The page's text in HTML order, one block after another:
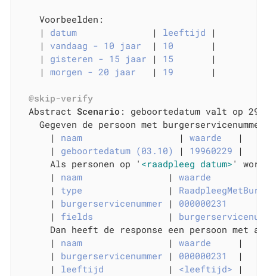
    Voorbeelden:
    |
datum | leeftijd
|
    |
vandaag - 10 jaar | 10
|
    |
gisteren - 15 jaar | 15
|
    |
morgen - 20 jaar | 19 |
@skip-verify
  Abstract
Scenario : geboortedatum valt op
Gegeven de persoon met
      |
naam | waarde
|
      |
geboortedatum (03.10) | 19960229
|
      Als personen op '
<raadpleeg datum> '
      |
naam |
      |
type |
      |
burgerservicenummer |
      |
fields |
Dan heeft de response een persoon met
      |
naam | waarde
|
      |
burgerservicenummer | 000000231
|
      |
leeftijd | <leeftijd> |